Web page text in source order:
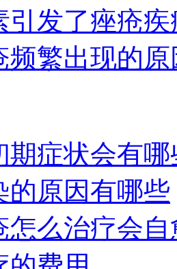
引发了痤疮疾
频繁出现的原
期症状会有哪
的原因有哪些
怎么治疗会自